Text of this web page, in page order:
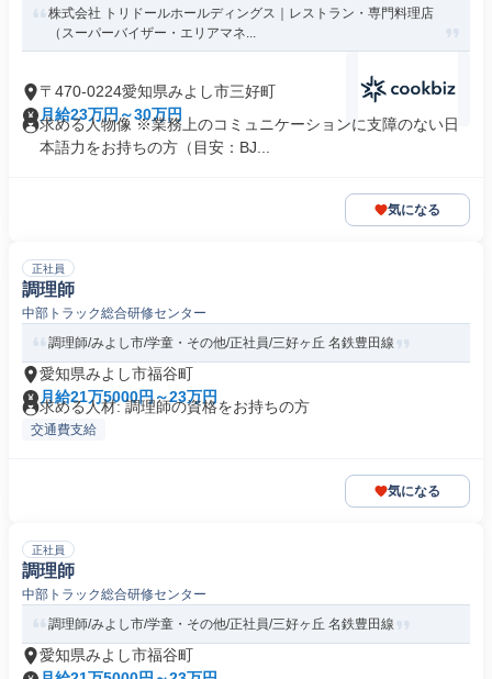
株式会社 トリドールホールディングス｜レストラン・専門料理店
（スーパーバイザー・エリアマネ...
〒470-0224愛知県みよし市三好町
月給23万円～30万円
求める人物像 ※業務上のコミュニケーションに支障のない日
本語力をお持ちの方（目安：BJ...
気になる
正社員
調理師
中部トラック総合研修センター
調理師/みよし市/学童・その他/正社員/三好ヶ丘 名鉄豊田線
愛知県みよし市福谷町
月給21万5000円～23万円
求める人材: 調理師の資格をお持ちの方
交通費支給
気になる
正社員
調理師
中部トラック総合研修センター
調理師/みよし市/学童・その他/正社員/三好ヶ丘 名鉄豊田線
愛知県みよし市福谷町